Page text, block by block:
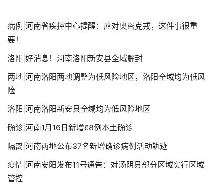
病例|河南省疾控中心提醒：应对奥密克戎，这件事很重
要！
洛阳|好消息！河南洛阳新安县全域解封
两地|河南洛阳两地调整为低风险地区，洛阳全域均为低风
险
洛阳|河南洛阳新安县全域均为低风险地区
确诊|河南1月16日新增68例本土确诊
隔离|河南两地公布37名新增确诊病例活动轨迹
疫情|河南安阳发布11号通告：对汤阴县部分区域实行区域
管控